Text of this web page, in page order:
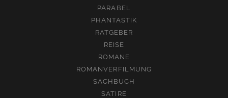
PARABEL
PHANTASTIK
RATGEBER
REISE
ROMANE
ROMANVERFILMUNG
SACHBUCH
SATIRE